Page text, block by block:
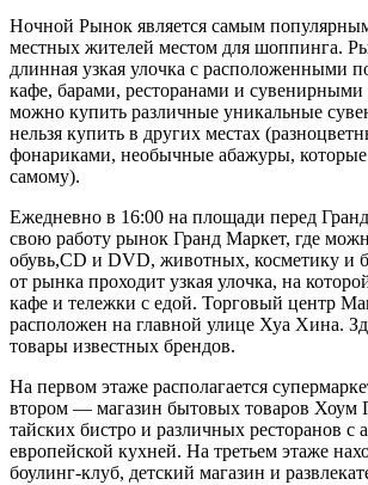
Ночной Рынок является самым
местных жителей местом для шоппинга.
длинная узкая улочка с расположенными
кафе, барами, ресторанами и сувенирными
можно купить различные уникальные
нельзя купить в других местах
фонариками, необычные абажуры,
самому).
Ежедневно в 16:00 на площади перед
свою работу рынок Гранд Маркет, где
обувь,CD и DVD, животных, косметику и
от рынка проходит узкая улочка, на
кафе и тележки с едой. Торговый центр
расположен на главной улице Хуа Хина.
товары известных брендов.
На первом этаже располагается
втором — магазин бытовых товаров Хоум
тайских бистро и различных ресторанов с
европейской кухней. На третьем этаже
боулинг-клуб, детский магазин и